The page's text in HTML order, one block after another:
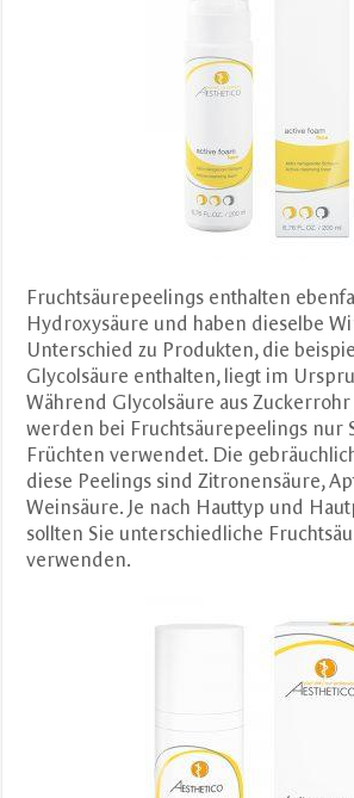
Fruchtsäurepeelings enthalten
Hydroxysäure und haben dieselbe
Unterschied zu Produkten, die
Glycolsäure enthalten, liegt im
Während Glycolsäure aus
werden bei Fruchtsäurepeelings nur
Früchten verwendet. Die
diese Peelings sind Zitronensäure,
Weinsäure. Je nach Hauttyp und
sollten Sie unterschiedliche
verwenden.